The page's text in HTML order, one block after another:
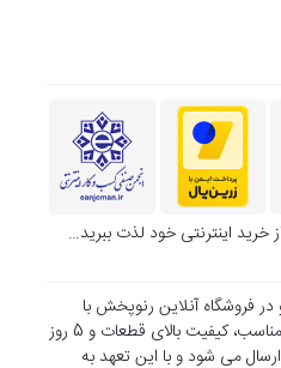
اینترنتی خود لذت ببرید…
در فروشگاه آنلاین رنوپخش با
پایبندی به 3 اصل کلیدی قیمت مناسب، کیفیت بالای قطعات و 5 روز
می شود و با این تعهد به